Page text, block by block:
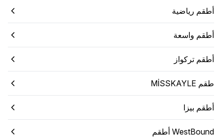
أطقم رياضية
أطقم واسعة
أطقم تركواز
طقم MİSSKAYLE
أطقم بيزا
WestBound أطقم